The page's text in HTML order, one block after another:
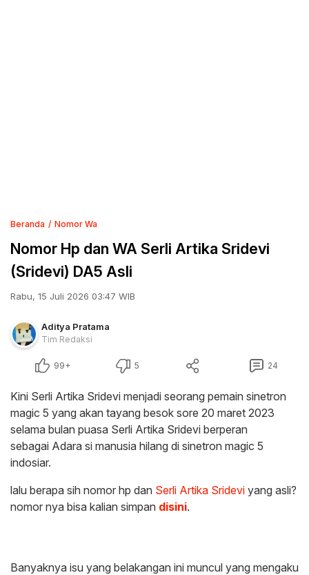
Beranda Nomor Wa
Nomor Hp dan WA Serli Artika Sridevi
(Sridevi) DA5 Asli
Rabu, 15 Juli 2026 03:47 WIB
Aditya Pratama
Tim Redaksi
99+ 5 24
Kini Serli Artika Sridevi menjadi seorang pemain sinetron
magic 5 yang akan tayang besok sore 20 maret 2023
selama bulan puasa Serli Artika Sridevi berperan
sebagai Adara si manusia hilang di sinetron magic 5
indosiar.
lalu berapa sih nomor hp dan Serli Artika Sridevi yang asli?
nomor nya bisa kalian simpan disini.
Banyaknya isu yang belakangan ini muncul yang mengaku